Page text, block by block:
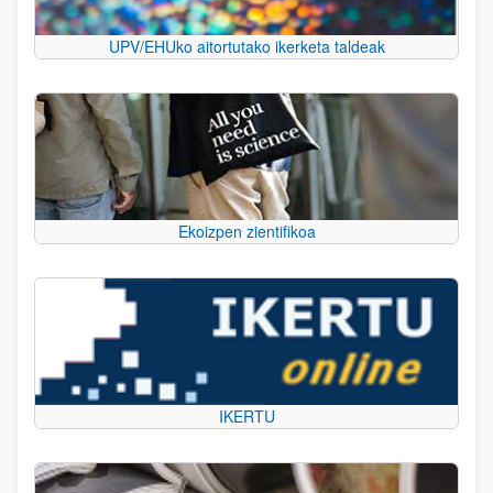
UPV/EHUko aitortutako ikerketa taldeak
Ekoizpen zientifikoa
IKERTU